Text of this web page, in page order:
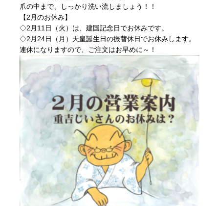
爪の中まで、しっかり洗い流しましょう！！
【2月のお休み】
◇2月11日（火）は、建国記念日でお休みです。
◇2月24日（月）天皇誕生日の振替休日でお休みします。
連休になりますので、ご注文はお早めに～！